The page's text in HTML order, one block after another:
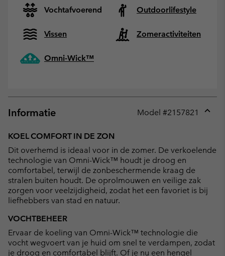
Vochtafvoerend Outdoorlifestyle
Vissen Zomeractiviteiten
Omni-Wick™
Informatie Model #2157821
KOEL COMFORT IN DE ZON
Dit overhemd is ideaal voor in de zomer. De verkoelende
technologie van Omni-Wick™ houdt je droog en
comfortabel, terwijl de zonbeschermende kraag de
stralen buiten houdt. De oprolmouwen en veilige zak
zorgen voor veelzijdigheid, zodat het een favoriet is bij
liefhebbers van stad en natuur.
VOCHTBEHEER
Ervaar de koeling van Omni-Wick™ technologie die
vocht wegvoert van je huid om snel te verdampen, zodat
je droog en comfortabel blijft. Of je nu een hengel